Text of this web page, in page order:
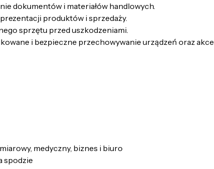
dokumentów i materiałów handlowych.
produktów i sprzedaży.
sprzętu przed uszkodzeniami.
i bezpieczne przechowywanie urządzeń oraz
medyczny, biznes i biuro
spodzie